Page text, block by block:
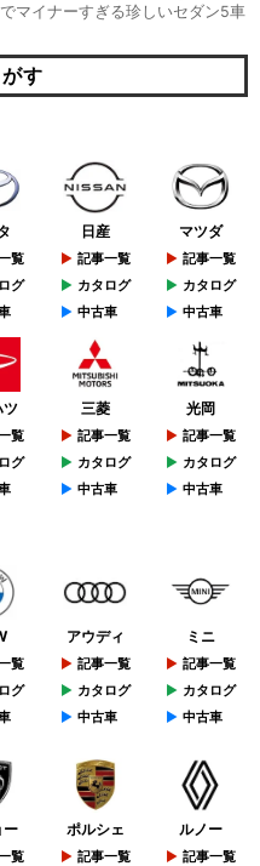
マイナーすぎる珍しいセダン5車
す
覧
グ
日産
記事一覧
カタログ
中古車
マツダ
記事一覧
カタログ
中古車
ツ
覧
グ
三菱
記事一覧
カタログ
中古車
光岡
記事一覧
カタログ
中古車
覧
グ
アウディ
記事一覧
カタログ
中古車
ミニ
記事一覧
カタログ
中古車
ー
覧
ポルシェ
記事一覧
ルノー
記事一覧